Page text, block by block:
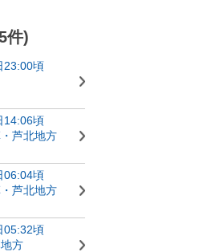
件)
23:00頃
14:06頃
芦北地方
06:04頃
芦北地方
05:32頃
方